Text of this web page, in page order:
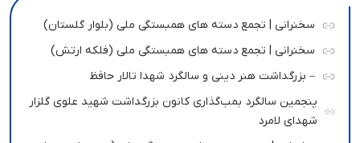
سخنرانی | تجمع دسته های همبستگی ملی (بلوار گلستان)
سخنرانی | تجمع دسته های همبستگی ملی (فلکه ارتش)
– بزرگداشت هنر دینی و سالگرد شهدا تالار حافظ
پنجمین سالگرد بمب‌گذاری کانون بزرگداشت شهید علوی گلزار
شهدای لامرد